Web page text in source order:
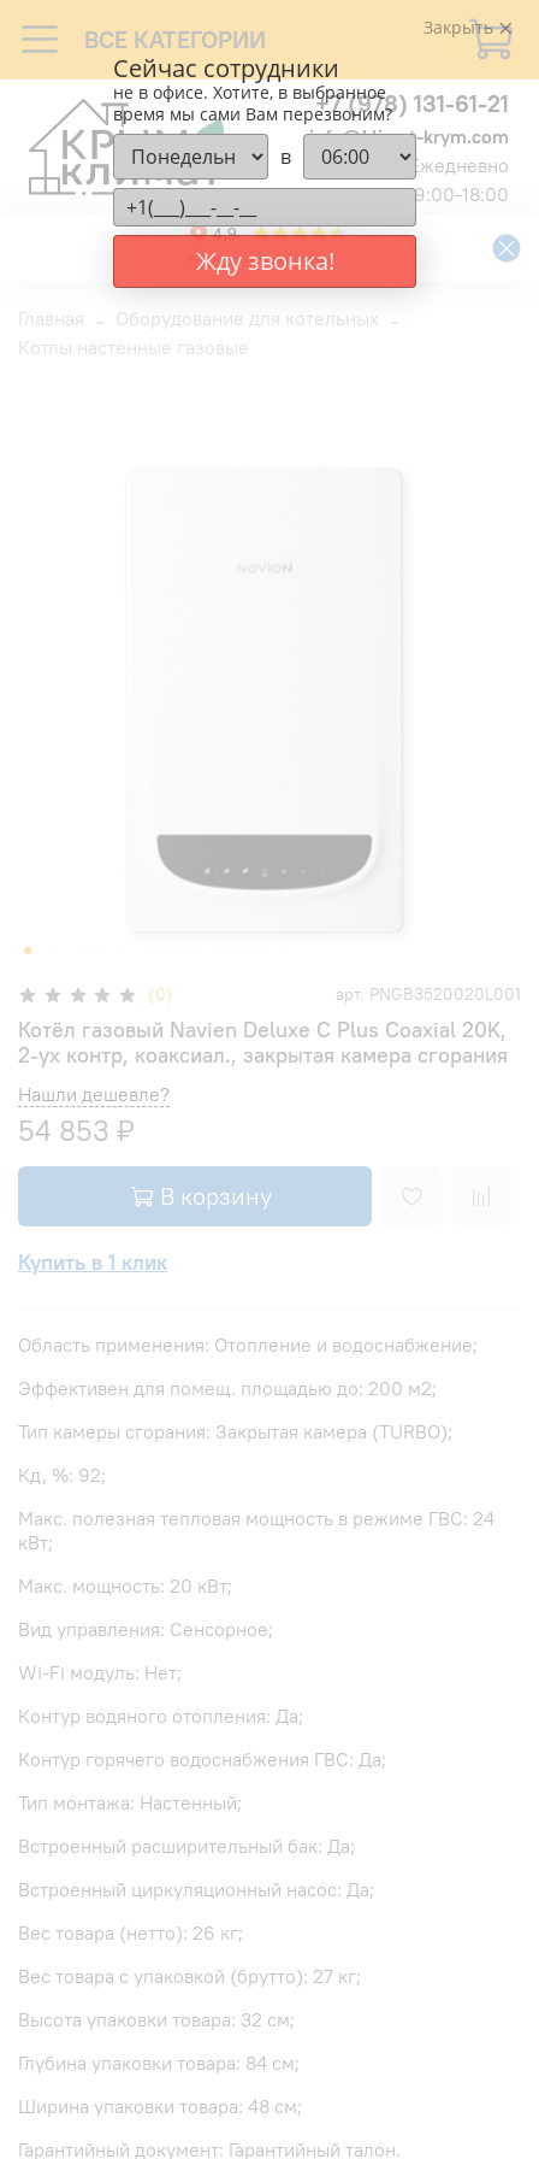
ВСЕ КАТЕГОРИИ
+7 (978) 131-61-21
info@klimat-krym.com
Ежедневно
9:00-18:00
Главная
Оборудование для котельных
Котлы настенные газовые
(0) арт. PNGB3520020L001
Котёл газовый Navien Deluxe C Plus Coaxial 20K,
2-ух контр, коаксиал., закрытая камера сгорания
Нашли дешевле?
54 853 ₽
В корзину
Купить в 1 клик
Область применения: Отопление и водоснабжение;
Эффективен для помещ. площадью до: 200 м2;
Тип камеры сгорания: Закрытая камера (TURBO);
Кд, %: 92;
Макс. полезная тепловая мощность в режиме ГВС: 24
кВт;
Макс. мощность: 20 кВт;
Вид управления: Сенсорное;
Wi-Fi модуль: Нет;
Контур водяного отопления: Да;
Контур горячего водоснабжения ГВС: Да;
Тип монтажа: Настенный;
Встроенный расширительный бак: Да;
Встроенный циркуляционный насос: Да;
Вес товара (нетто): 26 кг;
Вес товара с упаковкой (брутто): 27 кг;
Высота упаковки товара: 32 см;
Глубина упаковки товара: 84 см;
Ширина упаковки товара: 48 см;
Гарантийный документ: Гарантийный талон.
Закрыть
Сейчас сотрудники
не в офисе. Хотите, в выбранное
время мы сами Вам перезвоним?
в
Жду звонка!